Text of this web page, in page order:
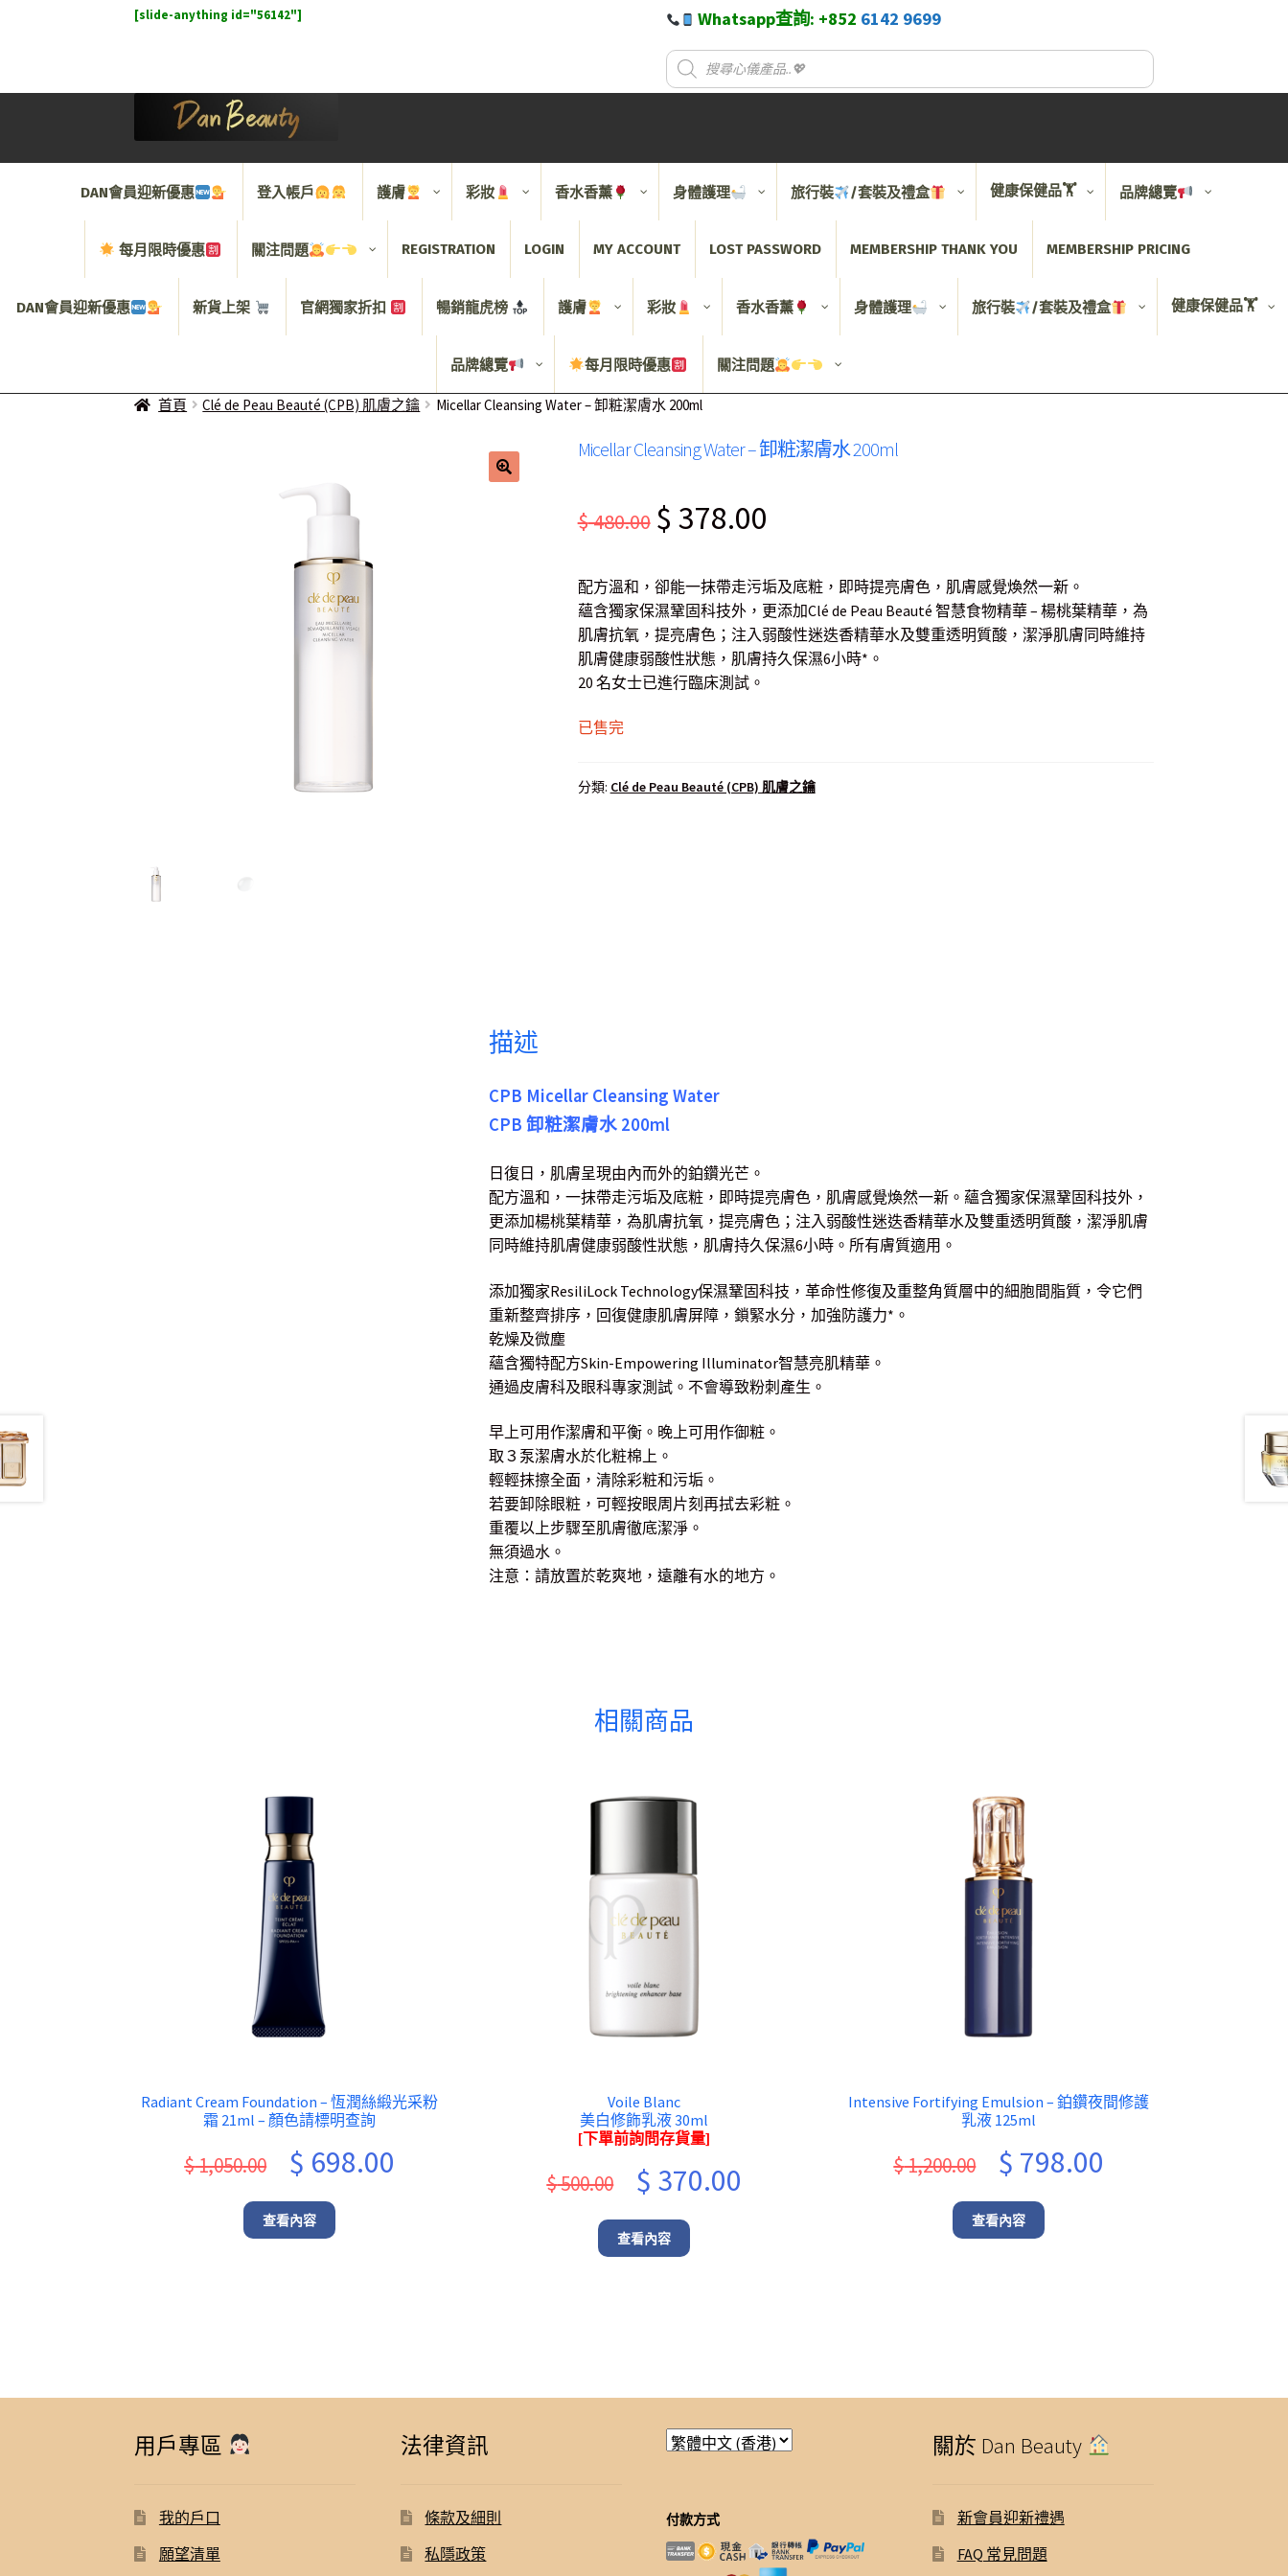
[slide-anything id="56142"] Whatsapp查詢: +852 6142 9699
DAN會員迎新優惠 登入帳戶 護膚 彩妝 香水香薰 身體護理 旅行裝 /套裝及禮盒 健康保健品🏋️ 品牌總覽
每月限時優惠 關注問題 REGISTRATION LOGIN MY ACCOUNT LOST PASSWORD MEMBERSHIP THANK YOU MEMBERSHIP PRICING
DAN會員迎新優惠 新貨上架 官網獨家折扣 暢銷龍虎榜 護膚 彩妝 香水香薰 身體護理 旅行裝 /套裝及禮盒 健康保健品🏋️
品牌總覽 每月限時優惠 關注問題
首頁 Clé de Peau Beauté (CPB) 肌膚之鑰 Micellar Cleansing Water – 卸粧潔膚水 200ml
Micellar Cleansing Water – 卸粧潔膚水 200ml
$480.00 Original
was:
$ 480.00.
$ 378.00
is:
$ 378.00.
配方溫和，卻能一抹帶走污垢及底粧，即時提亮膚色，肌膚感覺煥然一新。
蘊含獨家保濕鞏固科技外，更添加Clé de Peau Beauté 智慧食物精華 – 楊桃葉精華，為
肌膚抗氧，提亮膚色；注入弱酸性迷迭香精華水及雙重透明質酸，潔淨肌膚同時維持
肌膚健康弱酸性狀態，肌膚持久保濕6小時*。
20 名女士已進行臨床測試。
已售完
分類: Clé de Peau Beauté (CPB) 肌膚之鑰
描述
CPB Micellar Cleansing Water
CPB 卸粧潔膚水 200ml
日復日，肌膚呈現由內而外的鉑鑽光芒。
配方溫和，一抹帶走污垢及底粧，即時提亮膚色，肌膚感覺煥然一新。蘊含獨家保濕鞏固科技外，
更添加楊桃葉精華，為肌膚抗氧，提亮膚色；注入弱酸性迷迭香精華水及雙重透明質酸，潔淨肌膚
同時維持肌膚健康弱酸性狀態，肌膚持久保濕6小時。所有膚質適用。
添加獨家ResiliLock Technology保濕鞏固科技，革命性修復及重整角質層中的細胞間脂質，令它們
重新整齊排序，回復健康肌膚屏障，鎖緊水分，加強防護力*。
乾燥及微塵
蘊含獨特配方Skin-Empowering Illuminator智慧亮肌精華。
通過皮膚科及眼科專家測試。不會導致粉刺產生。
早上可用作潔膚和平衡。晚上可用作御粧。
取３泵潔膚水於化粧棉上。
輕輕抹擦全面，清除彩粧和污垢。
若要卸除眼粧，可輕按眼周片刻再拭去彩粧。
重覆以上步驟至肌膚徹底潔淨。
無須過水。
注意：請放置於乾爽地，遠離有水的地方。
相關商品
Radiant Cream Foundation – 恆潤絲緞光采粉
霜 21ml – 顏色請標明查詢
$1,050.00
Original
price
was:
$ 698.00
查看內容
Voile Blanc
美白修飾乳液 30ml
[下單前詢問存貨量]
$500.00
Original
price
was:
$ 370.00
查看內容
Intensive Fortifying Emulsion – 鉑鑽夜間修護
乳液 125ml
$1,200.00
Original
price
was:
$ 798.00
查看內容
用戶專區
我的戶口
願望清單
法律資訊
條款及細則
私隱政策
付款方式
關於 Dan Beauty
新會員迎新禮遇
FAQ 常見問題